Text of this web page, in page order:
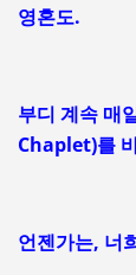
영혼도.
부디 계속 매
Chaplet)를
언젠가는, 너